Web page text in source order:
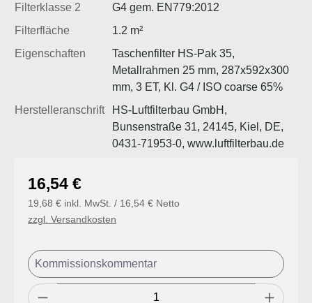
Filterklasse 2
G4 gem. EN779:2012
Filterfläche
1.2 m²
Eigenschaften
Taschenfilter HS-Pak 35,
Metallrahmen 25 mm, 287x592x300
mm, 3 ET, Kl. G4 / ISO coarse 65%
Herstelleranschrift
HS-Luftfilterbau GmbH,
Bunsenstraße 31, 24145, Kiel, DE,
0431-71953-0, www.luftfilterbau.de
Regulärer Preis:
16,54 €
19,68 € inkl. MwSt. / 16,54 € Netto
zzgl. Versandkosten
Produkt Anzahl: Gib den gewünschten